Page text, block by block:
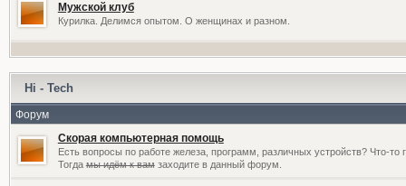
Мужской клуб
Курилка. Делимся опытом. О женщинах и разном.
Hi - Tech
Форум
Скорая компьютерная помощь
Есть вопросы по работе железа, программ, различных устройств? Что-то
Тогдамы идём к вамзаходите в данный форум.